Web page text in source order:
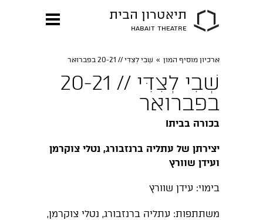
תיאטרון הבית
HABAIT THEATRE
ארכיון מוסיף המון » שְׁבִי לְצִדִּי // 20-21 בפברואר
שְׁבִי לְצִדִּי // 20-21
בפברואר
בכורה בבית!
יצירתן של עתליה ברנזבורג, נטלי צוקרמן
ועידן שוורץ
בימוי: עידן שוורץ
משתתפות: עתליה ברנזבורג, נטלי צוקרמן,